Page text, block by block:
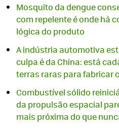
Mosquito da dengue
com repelente é onde há
lógica do produto
A indústria automotiva
culpa é da China: está
terras raras para fabricar
Combustível sólido
da propulsão espacial
mais próxima do que